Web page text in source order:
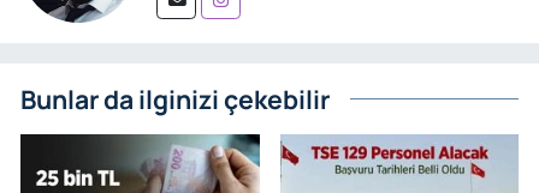
Bunlar da ilginizi çekebilir